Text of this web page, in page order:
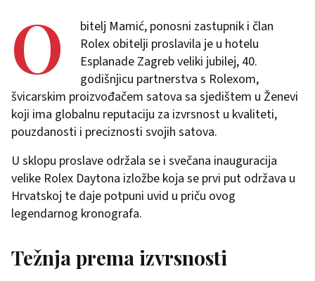
O
bitelj Mamić, ponosni zastupnik i član
Rolex obitelji proslavila je u hotelu
Esplanade Zagreb veliki jubilej, 40.
godišnjicu partnerstva s Rolexom,
švicarskim proizvođačem satova sa sjedištem u Ženevi
koji ima globalnu reputaciju za izvrsnost u kvaliteti,
pouzdanosti i preciznosti svojih satova.
U sklopu proslave održala se i svečana inauguracija
velike Rolex Daytona izložbe koja se prvi put održava u
Hrvatskoj te daje potpuni uvid u priču ovog
legendarnog kronografa.
Težnja prema izvrsnosti